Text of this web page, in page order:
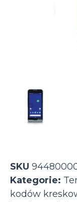
SKU
Kategorie:
kodów